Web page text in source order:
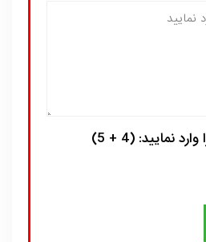
نمایید: (4 + 5)